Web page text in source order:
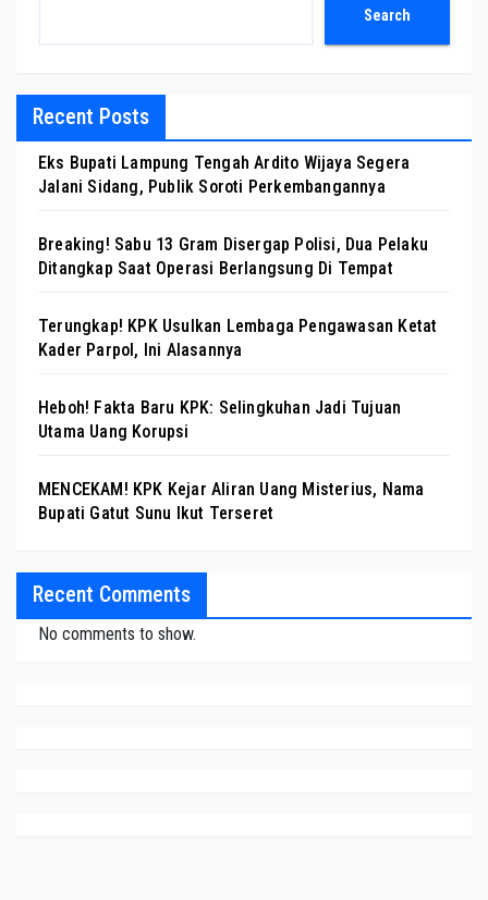
Search
Recent Posts
Eks Bupati Lampung Tengah Ardito Wijaya Segera
Jalani Sidang, Publik Soroti Perkembangannya
Breaking! Sabu 13 Gram Disergap Polisi, Dua Pelaku
Ditangkap Saat Operasi Berlangsung Di Tempat
Terungkap! KPK Usulkan Lembaga Pengawasan Ketat
Kader Parpol, Ini Alasannya
Heboh! Fakta Baru KPK: Selingkuhan Jadi Tujuan
Utama Uang Korupsi
MENCEKAM! KPK Kejar Aliran Uang Misterius, Nama
Bupati Gatut Sunu Ikut Terseret
Recent Comments
No comments to show.